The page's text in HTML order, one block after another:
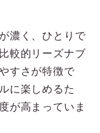
濃く、ひとりで
較的リーズナブ
すさが特徴で
に楽しめるた
が高まっていま